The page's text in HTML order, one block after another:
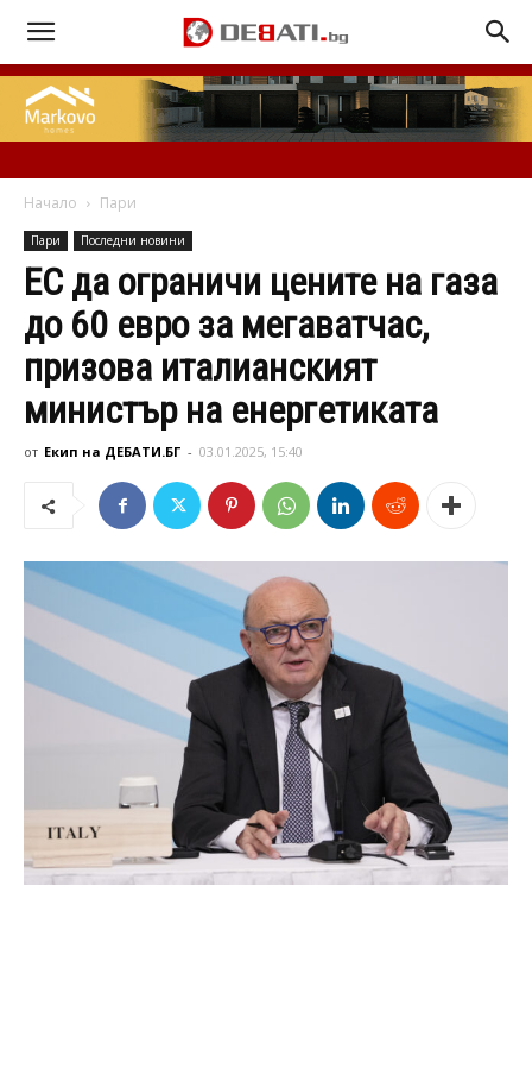
Начало Пари
Пари Последни новини
ЕС да ограничи цените на газа
до 60 евро за мегаватчас,
призова италианският
министър на енергетиката
от Екип на ДЕБАТИ.БГ - 03.01.2025, 15:40